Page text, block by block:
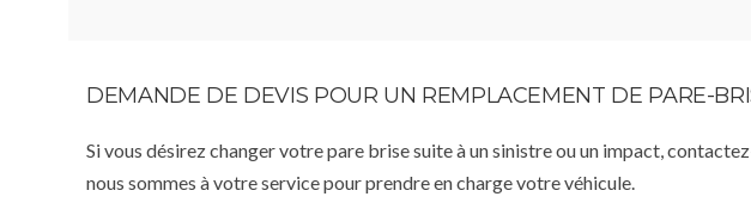
DEMANDE DE DEVIS POUR UN REMPLACEMENT DE PARE-
Si vous désirez changer votre pare brise suite à un sinistre ou un impact,
nous sommes à votre service pour prendre en charge votre véhicule.